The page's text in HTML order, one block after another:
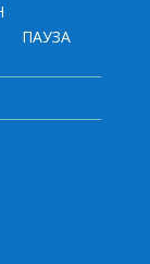
ПАУЗА